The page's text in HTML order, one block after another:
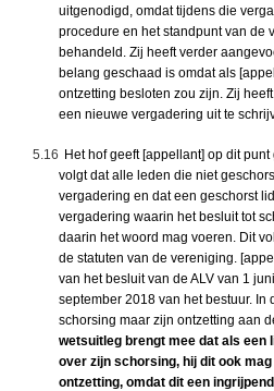
uitgenodigd, omdat tijdens die
procedure en het standpunt van de
behandeld. Zij heeft verder
belang geschaad is omdat als
ontzetting besloten zou zijn. Zij
een nieuwe vergadering uit te
5.16 Het hof geeft [appellant] op dit
volgt dat alle leden die niet
vergadering en dat een geschorst
vergadering waarin het besluit tot
daarin het woord mag voeren. Dit
de statuten van de vereniging.
van het besluit van de ALV van 1
september 2018 van het bestuur. In
schorsing maar zijn ontzetting aan
wetsuitleg brengt mee dat als een
over zijn schorsing, hij dit ook
ontzetting, omdat dit een